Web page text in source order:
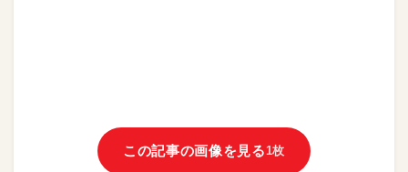
この記事の画像を見る 1枚